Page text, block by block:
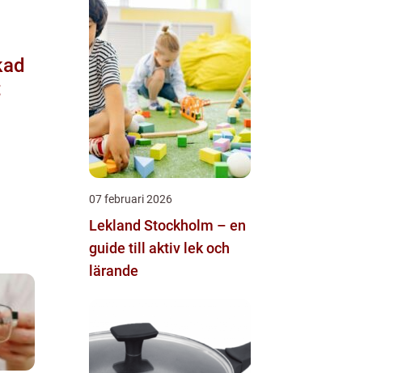
07 februari 2026
Lekland Stockholm – en
guide till aktiv lek och
lärande